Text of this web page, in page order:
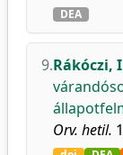
DEA
9.Rákóczi,
Orv. hetil.